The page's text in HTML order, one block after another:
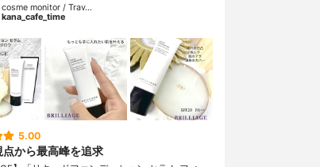
cosme monitor / Trav…
kana_cafe_time
5.00
点から最高峰を追求